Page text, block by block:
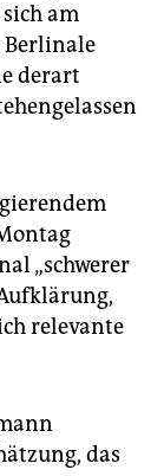
am
Berlinale
derart
„schwerer
relevante
das